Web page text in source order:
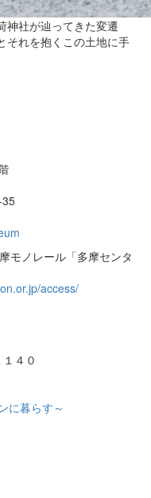
神社が辿ってきた変遷
それを抱くこの土地に手
モノレール「多摩センタ
access/
４０